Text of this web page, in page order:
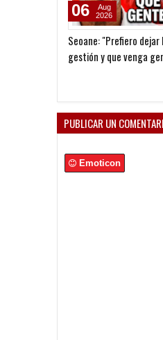
Todo confirmado en la
Argentina
05
Aug
2026
PUBLICAR UN
Emoticon